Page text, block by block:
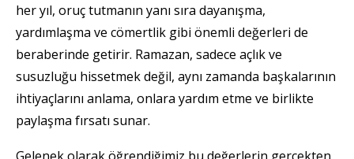
her yıl, oruç tutmanın yanı sıra dayanışma,
yardımlaşma ve cömertlik gibi önemli değerleri de
beraberinde getirir. Ramazan, sadece açlık ve
susuzluğu hissetmek değil, aynı zamanda başkalarının
ihtiyaçlarını anlama, onlara yardım etme ve birlikte
paylaşma fırsatı sunar.